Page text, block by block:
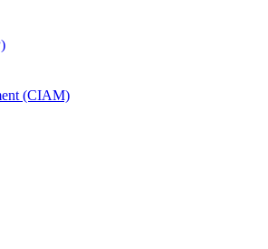
A/B-Testing-Softwares, um die User
und von Expert:innen lernen? Dann ist
Ihr Euch im 10-wöchigen
(CIAM)